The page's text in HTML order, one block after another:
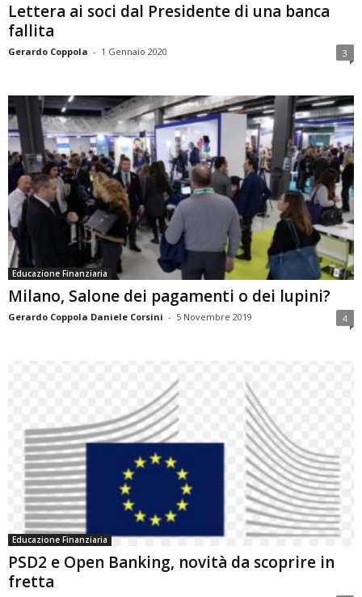
Lettera ai soci dal Presidente di una banca
fallita
Gerardo Coppola - 1 Gennaio 2020 3
Educazione Finanziaria
Milano, Salone dei pagamenti o dei lupini?
Gerardo Coppola Daniele Corsini - 5 Novembre 2019 4
Educazione Finanziaria
PSD2 e Open Banking, novità da scoprire in
fretta